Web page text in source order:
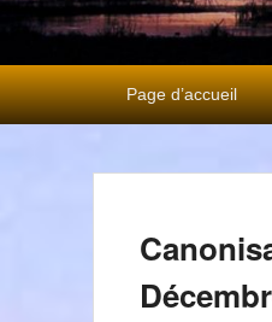
Premier
menu
Page d’accueil